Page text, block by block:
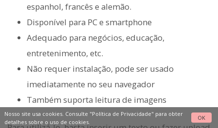
espanhol, francês e alemão.
Disponível para PC e smartphone
Adequado para negócios, educação,
entretenimento, etc.
Não requer instalação, pode ser usado
imediatamente no seu navegador
Também suporta leitura de imagens
Nosso site usa cookies. Consulte "Política de Privacidade" para obter
detalhes sobre o uso de cookies.
OK